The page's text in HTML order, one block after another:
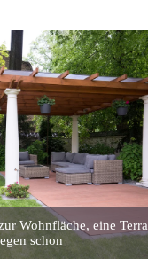
Wohnfläche, eine
schon